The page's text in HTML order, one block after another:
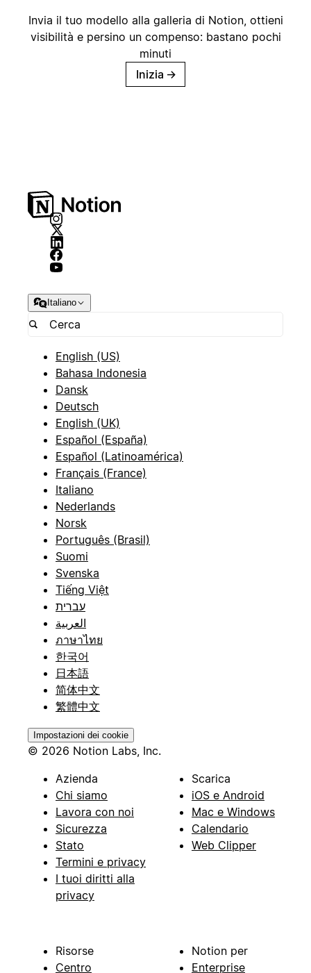
Invia il tuo modello alla galleria di Notion, ottieni
visibilità e persino un compenso: bastano pochi
minuti
Inizia →
Italiano
English (US)
Bahasa Indonesia
Dansk
Deutsch
English (UK)
Español (España)
Español (Latinoamérica)
Français (France)
Italiano
Nederlands
Norsk
Português (Brasil)
Suomi
Svenska
Tiếng Việt
עברית
العربية
ภาษาไทย
한국어
日本語
简体中文
繁體中文
Impostazioni dei cookie
© 2026 Notion Labs, Inc.
Azienda
Chi siamo
Lavora con noi
Sicurezza
Stato
Termini e privacy
I tuoi diritti alla
privacy
Scarica
iOS e Android
Mac e Windows
Calendario
Web Clipper
Risorse
Centro
Notion per
Enterprise